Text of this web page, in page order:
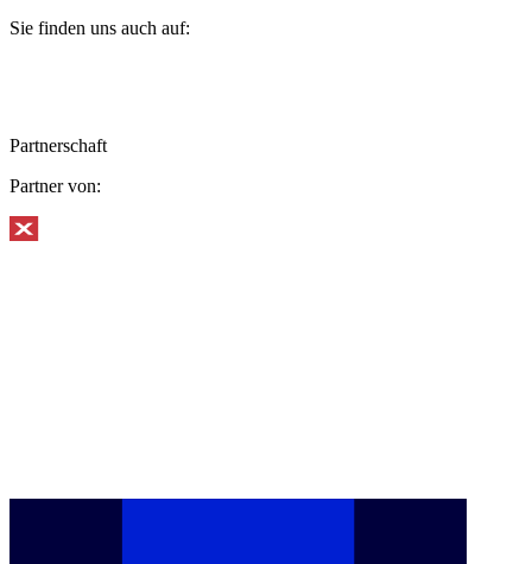
Sie finden uns auch auf:
Partnerschaft
Partner von: